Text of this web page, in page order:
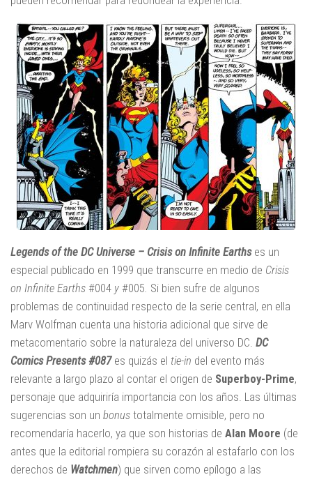
Legends of the DC Universe – Crisis on Infinite Earthses un
especial publicado en 1999 que transcurre en medio de Crisis
on Infinite Earths #004 y #005 Si bien sufre de algunos
problemas de continuidad respecto de la serie central, en ella
Marv Wolfman cuenta una historia adicional que sirve de
metacomentario sobre la naturaleza del universo DC. DC
Comics Presents #087 es quizás el tie-in del evento más
relevante a largo plazo al contar el origen de Superboy-Prime,
personaje que adquiriría importancia con los años. Las últimas
sugerencias son un bonus totalmente omisible, pero no
recomendaría hacerlo, ya que son historias de Alan Moore (de
antes que la editorial rompiera su corazón al estafarlo con los
derechos de Watchmen) que sirven como epílogo a las